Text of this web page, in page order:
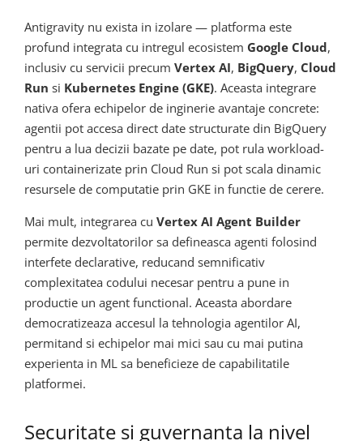
Antigravity nu exista in izolare — platforma este
profund integrata cu intregul ecosistem Google Cloud,
inclusiv cu servicii precum Vertex AI, BigQuery, Cloud
Run si Kubernetes Engine (GKE). Aceasta integrare
nativa ofera echipelor de inginerie avantaje concrete:
agentii pot accesa direct date structurate din BigQuery
pentru a lua decizii bazate pe date, pot rula workload-
uri containerizate prin Cloud Run si pot scala dinamic
resursele de computatie prin GKE in functie de cerere.
Mai mult, integrarea cu Vertex AI Agent Builder
permite dezvoltatorilor sa defineasca agenti folosind
interfete declarative, reducand semnificativ
complexitatea codului necesar pentru a pune in
productie un agent functional. Aceasta abordare
democratizeaza accesul la tehnologia agentilor AI,
permitand si echipelor mai mici sau cu mai putina
experienta in ML sa beneficieze de capabilitatile
platformei.
Securitate si guvernanta la nivel